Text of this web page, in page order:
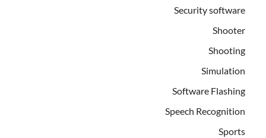
Security software
Shooter
Shooting
Simulation
Software Flashing
Speech Recognition
Sports